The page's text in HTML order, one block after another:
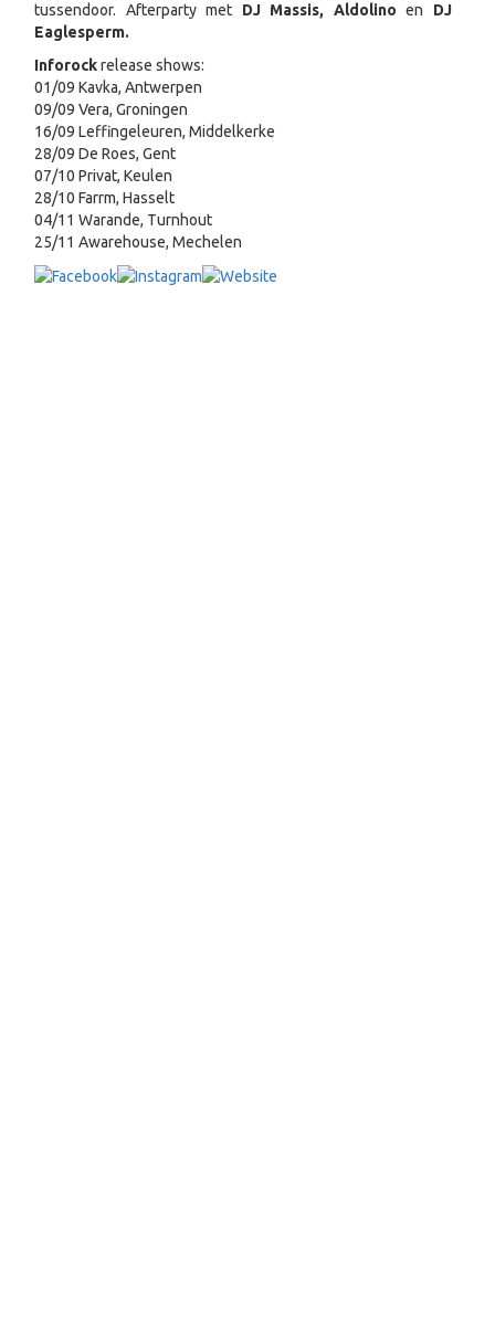
tussendoor. Afterparty met DJ Massis, Aldolinoen DJ
Eaglesperm.
Inforockrelease shows:
01/09 Kavka, Antwerpen
09/09 Vera, Groningen
16/09 Leffingeleuren, Middelkerke
28/09 De Roes, Gent
07/10 Privat, Keulen
28/10 Farrm, Hasselt
04/11 Warande, Turnhout
25/11 Awarehouse, Mechelen